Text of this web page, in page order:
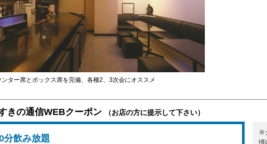
ンター席とボックス席を完備、各種2、3次会にオススメ
きの通信WEBクーポン （お店の方に提示して下さい）
分飲み放題
※
頃